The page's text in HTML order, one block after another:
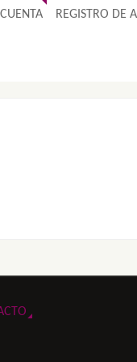
REGISTRO DE